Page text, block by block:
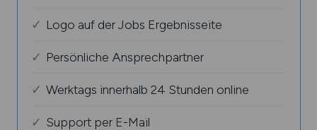
Logo auf der Jobs Ergebnisseite
Persönliche Ansprechpartner
Werktags innerhalb 24 Stunden online
Support per E-Mail